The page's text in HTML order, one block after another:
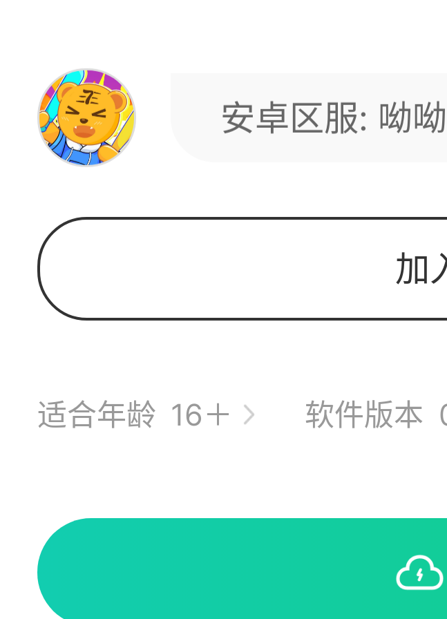
为什么我才补
乖！钻石材料
什么时候充值的 充多少 角
加
适合年龄 16＋ 软件版本